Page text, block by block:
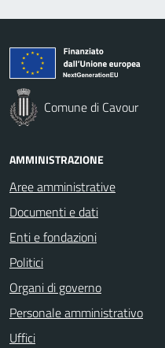
Comune di Cavour
AMMINISTRAZIONE
Aree amministrative
Documenti e dati
Enti e fondazioni
Politici
Organi di governo
Personale amministrativo
Uffici